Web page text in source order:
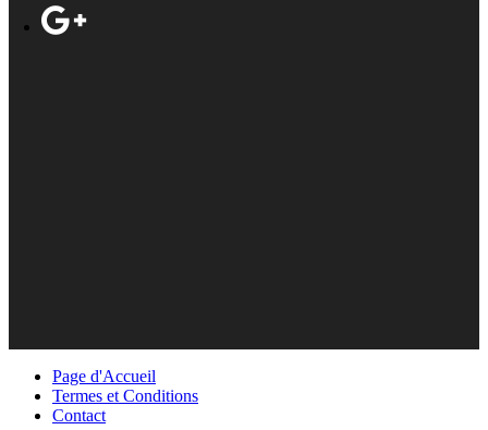
Page d'Accueil
Termes et Conditions
Contact